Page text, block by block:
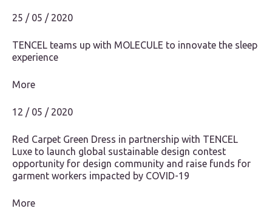
25 / 05 / 2020
TENCEL teams up with MOLECULE to innovate the sleep
experience
More
12 / 05 / 2020
Red Carpet Green Dress in partnership with TENCEL
Luxe to launch global sustainable design contest
opportunity for design community and raise funds for
garment workers impacted by COVID-19
More